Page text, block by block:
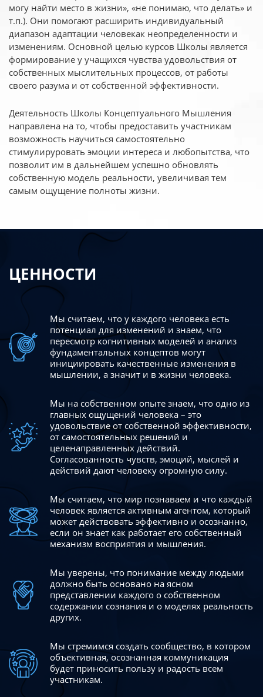
могу найти место в жизни», «не понимаю, что делать» и
т.п.). Они помогают расширить индивидуальный
диапазон адаптации человекак неопределенности и
изменениям. Основной целью курсов Школы является
формирование у учащихся чувства удовольствия от
собственных мыслительных процессов, от работы
своего разума и от собственной эффективности.
Деятельность Школы Концептуального Мышления
направлена на то, чтобы предоставить участникам
возможность научиться самостоятельно
стимулируровать эмоции интереса и любопытства, что
позволит им в дальнейшем успешно обновлять
собственную модель реальности, увеличивая тем
самым ощущение полноты жизни.
ЦЕННОСТИ
Мы считаем, что у каждого человека есть
потенциал для изменений и знаем, что
пересмотр когнитивных моделей и анализ
фундаментальных концептов могут
инициировать качественные изменения в
мышлении, а значит и в жизни человека.
Мы на собственном опыте знаем, что одно из
главных ощущений человека – это
удовольствие от собственной эффективности,
от самостоятельных решений и
целенаправленных действий.
Согласованность чувств, эмоций, мыслей и
действий дают человеку огромную силу.
Мы считаем, что мир познаваем и что каждый
человек является активным агентом, который
может действовать эффективно и осознанно,
если он знает как работает его собственный
механизм восприятия и мышления.
Мы уверены, что понимание между людьми
должно быть основано на ясном
представлении каждого о собственном
содержании сознания и о моделях реальность
других.
Мы стремимся создать сообщество, в котором
объективная, осознанная коммуникация
будет приносить пользу и радость всем
участникам.